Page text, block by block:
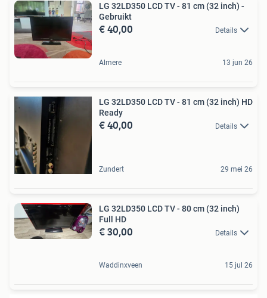
LG 32LD350 LCD TV - 81 cm (32 inch) -
Gebruikt
€ 40,00 Details
Almere 13 jun 26
LG 32LD350 LCD TV - 81 cm (32 inch) HD
Ready
€ 40,00 Details
Zundert 29 mei 26
LG 32LD350 LCD TV - 80 cm (32 inch)
Full HD
€ 30,00 Details
Waddinxveen 15 jul 26